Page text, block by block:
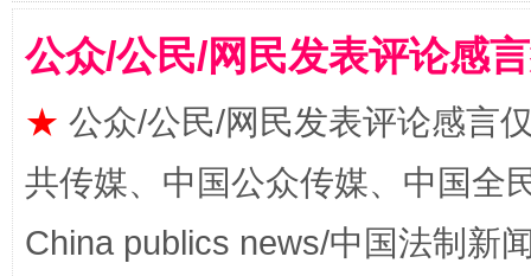
公众/公民/网民发表评论感
★ 公众/公民/网民发表评论感言
共传媒、中国公众传媒、中国全
China publics news/中国法制新